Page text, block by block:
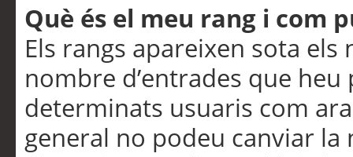
Què és el meu rang i com
Els rangs apareixen sota
nombre d’entrades que
determinats usuaris com
general no podeu canviar